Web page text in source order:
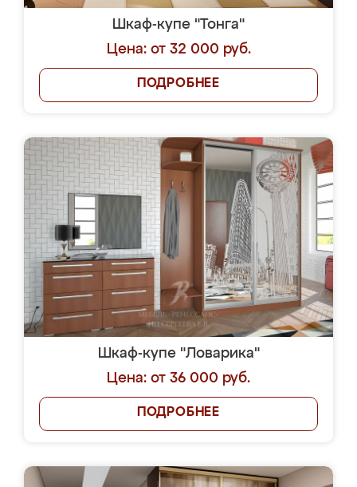
Шкаф-купе "Тонга"
Цена: от 32 000 руб.
ПОДРОБНЕЕ
Шкаф-купе "Ловарика"
Цена: от 36 000 руб.
ПОДРОБНЕЕ